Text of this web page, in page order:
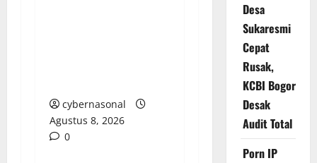
cybernasonal
Agustus 8, 2026
0
Desa
Sukaresmi
Cepat
Rusak,
KCBI Bogor
Desak
Audit Total
Porn IP